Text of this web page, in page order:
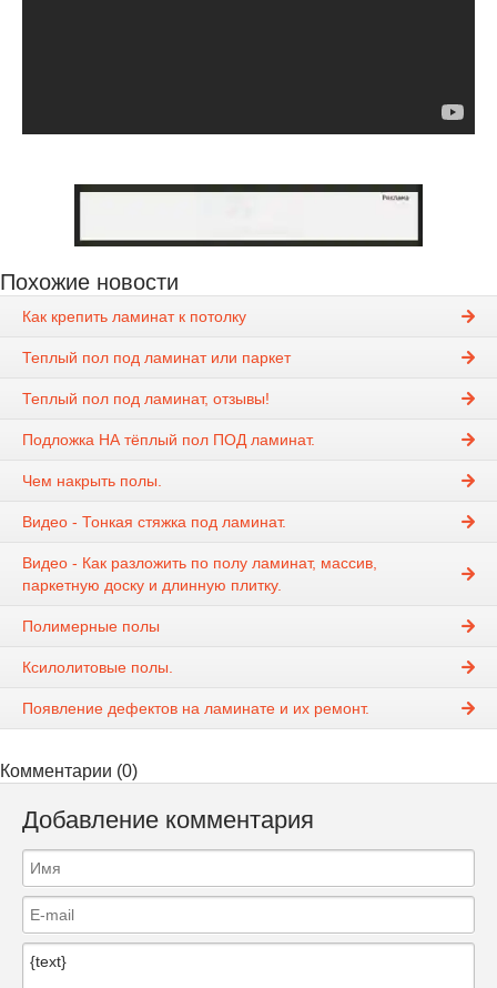
Похожие новости
Как крепить ламинат к потолку
Теплый пол под ламинат или паркет
Теплый пол под ламинат, отзывы!
Подложка НА тёплый пол ПОД ламинат.
Чем накрыть полы.
Видео - Тонкая стяжка под ламинат.
Видео - Как разложить по полу ламинат, массив,
паркетную доску и длинную плитку.
Полимерные полы
Ксилолитовые полы.
Появление дефектов на ламинате и их ремонт.
Комментарии (0)
Добавление комментария